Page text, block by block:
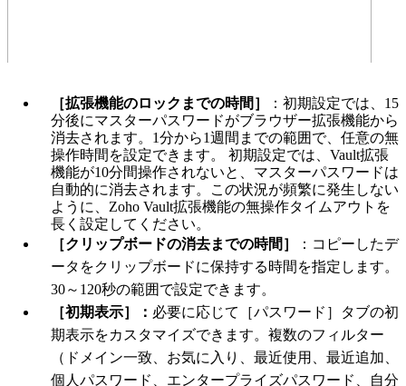
［拡張機能のロックまでの時間］
：初期設定では、15
分後にマスターパスワードがブラウザー拡張機能から
消去されます。1分から1週間までの範囲で、任意の無
操作時間を設定できます。 初期設定では、Vault拡張
機能が10分間操作されないと、マスターパスワードは
自動的に消去されます。この状況が頻繁に発生しない
ように、Zoho Vault拡張機能の無操作タイムアウトを
長く設定してください。
［クリップボードの消去までの時間］
： コピーしたデ
ータをクリップボードに保持する時間を指定します。
30～120秒の範囲で設定できます。
［初期表示］： 必要に応じて［パスワード］タブの初
期表示をカスタマイズできます。複数のフィルター
（ドメイン一致、お気に入り、最近使用、 最近追加、
個人パスワード、エンタープライズパスワード、自分